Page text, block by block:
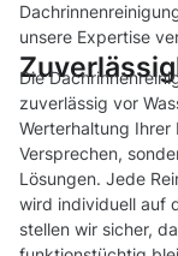
unsere Expertise
Die
zuverlässig vor
Werterhaltung Ihrer
Versprechen,
Lösungen. Jede
wird individuell auf
stellen wir sicher,